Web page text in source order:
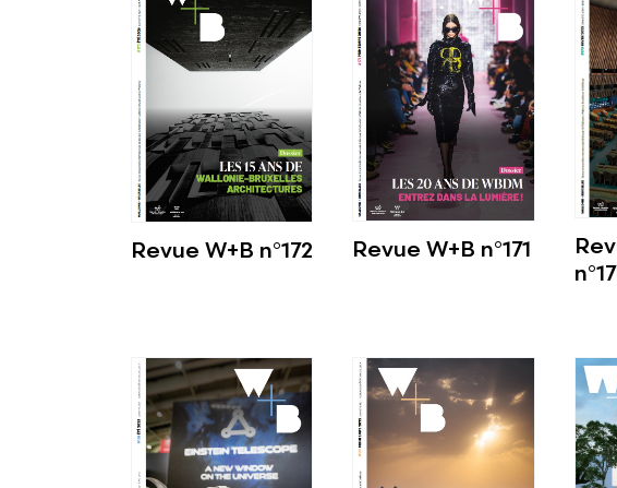
Revue W+B n°172 Revue W+B n°171
Voir plus Voir plus Voir